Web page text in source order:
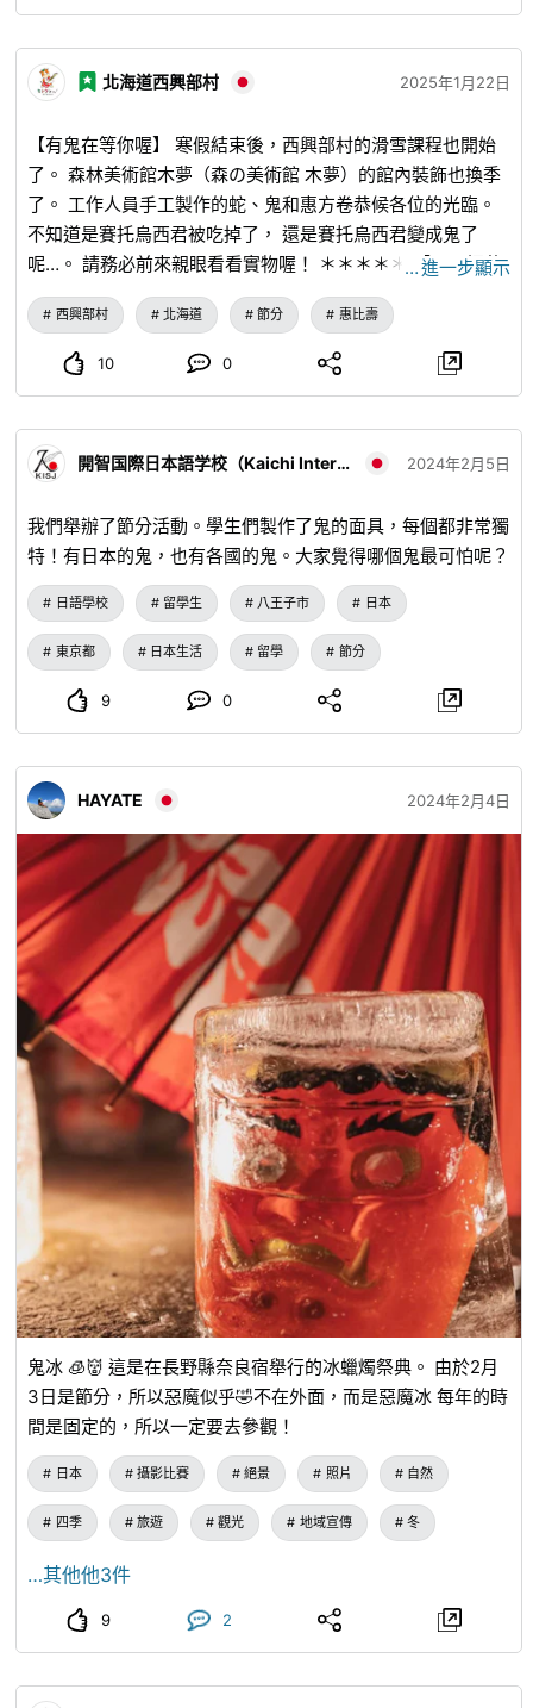
北海道西興部村 2025年1月22日
【有鬼在等你喔】 寒假結束後，西興部村的滑雪課程也開始
了。 森林美術館木夢（森の美術館 木夢）的館內裝飾也換季
了。 工作人員手工製作的蛇、鬼和惠方卷恭候各位的光臨。
不知道是賽托烏西君被吃掉了， 還是賽托烏西君變成鬼了
呢…。 請務必前來親眼看看實物喔！ ＊＊＊＊＊ 【現正招募
Woody Winter School 的參加者】 森林美術館木夢（森の美
術館 木夢）是室內木製遊樂園。 要不要用大型木製遊樂器材
和手工木製玩具盡情玩耍呢？ 開館時間（冬季）：10:00～
～小學3年級 100日圓 / 3歲以下 免費 洽詢電話：0158-87-
2600 [西興部村] [北海道] [木夢] [鬼] [節分] [惠方卷] [賽托烏
…進一步顯示
西興部村 北海道 節分 惠比壽
10 0
開智国際日本語学校（Kaichi International School of Japanese） 2024年2月5日
我們舉辦了節分活動。學生們製作了鬼的面具，每個都非常獨
特！有日本的鬼，也有各國的鬼。大家覺得哪個鬼最可怕呢？
日語學校 留學生 八王子市 日本
東京都 日本生活 留學 節分
9 0
HAYATE 2024年2月4日
鬼冰 🧊👹 這是在長野縣奈良宿舉行的冰蠟燭祭典。 由於2月
3日是節分，所以惡魔似乎🤣不在外面，而是惡魔冰 每年的時
間是固定的，所以一定要去參觀！
日本 攝影比賽 絕景 照片 自然
四季 旅遊 觀光 地域宣傳 冬
…其他他3件
9 2